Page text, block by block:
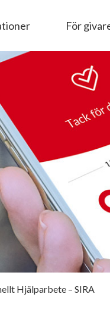
För
Hjälparbete – SIRA